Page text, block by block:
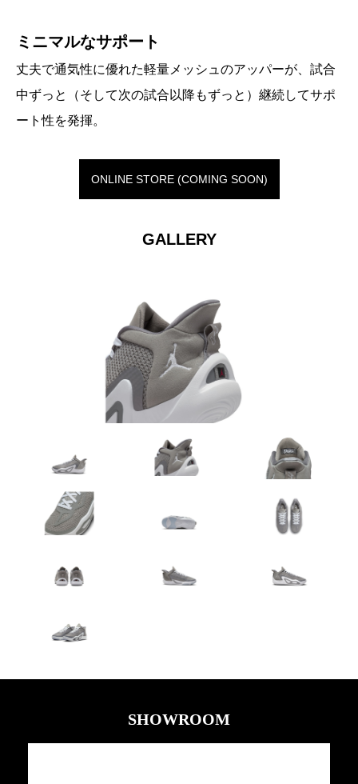
ミニマルなサポート
丈夫で通気性に優れた軽量メッシュのアッパーが、試合
中ずっと（そして次の試合以降もずっと）継続してサポ
ート性を発揮。
ONLINE STORE (COMING SOON)
GALLERY
SHOWROOM